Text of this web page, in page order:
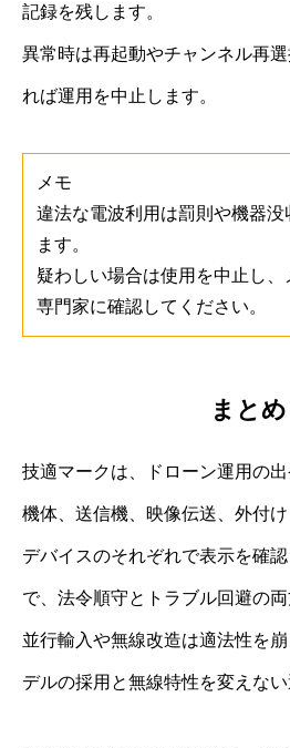
記録を残します。
異常時は再起動やチャンネル再
れば運用を中止します。
メモ
違法な電波利用は罰則や機器
ます。
疑わしい場合は使用を中止し
専門家に確認してください。
まとめ
技適マークは、ドローン運用の出
機体、送信機、映像伝送、外付
デバイスのそれぞれで表示を確
で、法令順守とトラブル回避の両
並行輸入や無線改造は適法性を
デルの採用と無線特性を変えない